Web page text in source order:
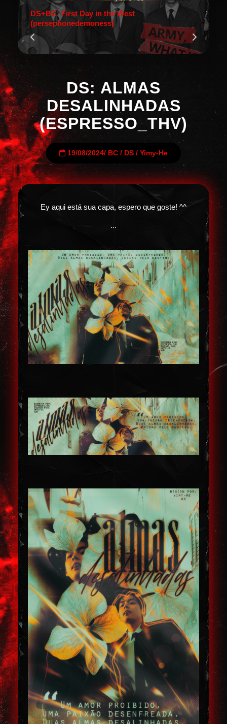
DS+BC: First Day in the West
(persephonedemoness)
DS: ALMAS
DESALINHADAS
(ESPRESSO_THV)
19/08/2024/ BC / DS / Yimy-He
Ey aqui está sua capa, espero que goste! ^^
...